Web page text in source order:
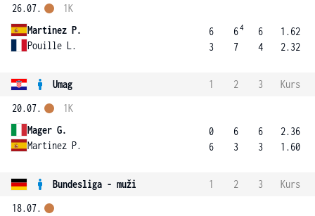
26.07.
Martinez P.
Pouille L.
1K
6
3
64
7
6
4
1.62
2.32
Umag 1 2 3
Kurs
20.07.
Mager G.
Martinez P.
1K
0
6
6
3
6
3
2.36
1.60
Bundesliga - muži 1 2 3
Kurs
18.07.